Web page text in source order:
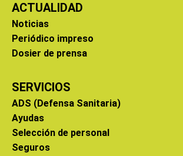
ACTUALIDAD
Noticias
Periódico impreso
Dosier de prensa
SERVICIOS
ADS (Defensa Sanitaria)
Ayudas
Selección de personal
Seguros